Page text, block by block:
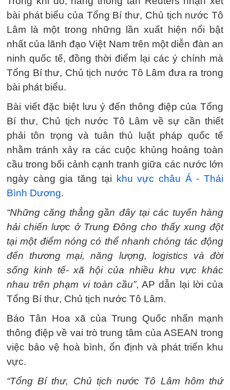
bài phát biểu của Tổng Bí thư, Chủ tịch nước Tô
Lâm là một trong những lần xuất hiện nổi bật
nhất của lãnh đạo Việt Nam trên một diễn đàn an
ninh quốc tế, đồng thời điểm lại các ý chính mà
Tổng Bí thư, Chủ tịch nước Tô Lâm đưa ra trong
bài phát biểu.
Bài viết đặc biệt lưu ý đến thông điệp của Tổng
Bí thư, Chủ tịch nước Tô Lâm về sự cần thiết
phải tôn trọng và tuân thủ luật pháp quốc tế
nhằm tránh xảy ra các cuộc khủng hoảng toàn
cầu trong bối cảnh cạnh tranh giữa các nước lớn
ngày càng gia tăng tại khu vực châu Á - Thái
Bình Dương.
“Những căng thẳng gần đây tại các tuyến hàng
hải chiến lược ở Trung Đông cho thấy xung đột
tại một điểm nóng có thể nhanh chóng tác động
đến thương mại, năng lượng, logistics và đời
sống kinh tế- xã hội của nhiều khu vực khác
nhau trên phạm vi toàn cầu”, AP dẫn lại lời của
Tổng Bí thư, Chủ tịch nước Tô Lâm.
Báo Tân Hoa xã của Trung Quốc nhấn mạnh
thông điệp về vai trò trung tâm của ASEAN trong
việc bảo vệ hoà bình, ổn định và phát triển khu
vực.
“Tổng Bí thư, Chủ tịch nước Tô Lâm hôm thứ